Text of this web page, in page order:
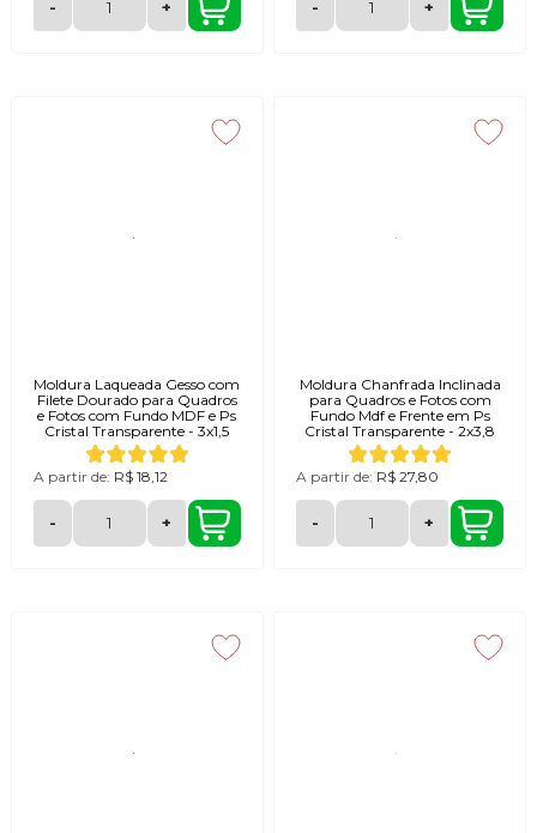
- + - +
Moldura Laqueada Gesso com
Filete Dourado para Quadros
e Fotos com Fundo MDF e Ps
Cristal Transparente - 3x1,5
A partir de: R$ 18,12
- +
Moldura Chanfrada Inclinada
para Quadros e Fotos com
Fundo Mdf e Frente em Ps
Cristal Transparente - 2x3,8
A partir de: R$ 27,80
- +